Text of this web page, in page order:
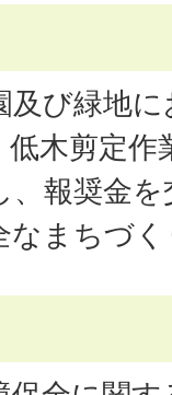
及び緑地
木剪定
、報奨金
なまちづ